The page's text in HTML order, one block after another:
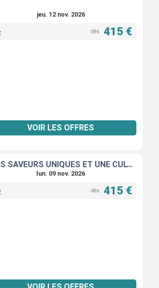
jeu. 12 nov. 2026
dès 415 €
VOIR LES OFFRES
L'ALSACE ET LA SUISSE EN FÊTE : CROISIÈRE ALLIANT UN SAVOIR-FAIRE EXCEPTIONNEL, DES SAVEURS UNIQUES ET UNE CULTURE LOCALE INCOMPARABLE
lun. 09 nov. 2026
dès 415 €